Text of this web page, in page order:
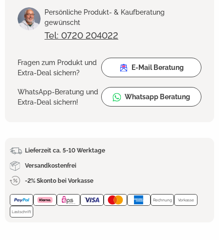
Persönliche Produkt- & Kaufberatung
gewünscht
Tel: 0720 204022
Fragen zum Produkt und
Extra-Deal sichern?
E-Mail Beratung
WhatsApp-Beratung und
Extra-Deal sichern!
Whatsapp Beratung
Lieferzeit ca. 5-10 Werktage
Versandkostenfrei
-2% Skonto bei Vorkasse
Rechnung Vorkasse
Lastschrift